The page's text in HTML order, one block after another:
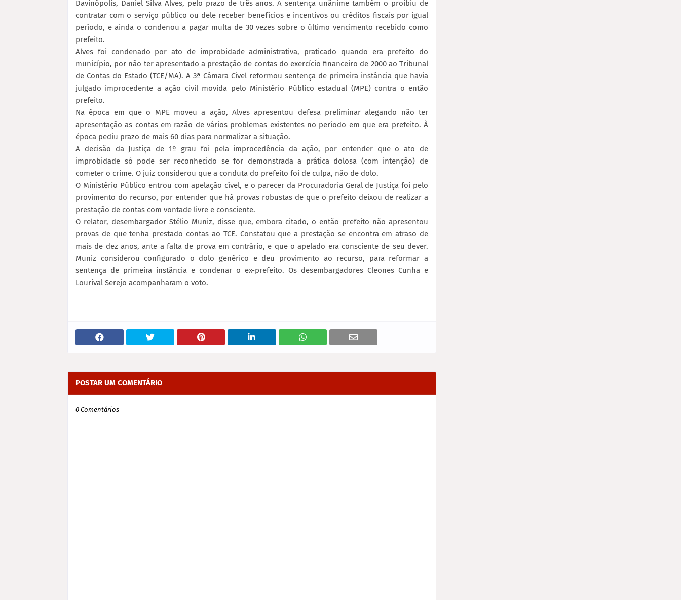
Davinópolis, Daniel Silva Alves, pelo prazo de três anos. A sentença unânime também o proibiu de
contratar com o serviço público ou dele receber benefícios e incentivos ou créditos fiscais por igual
período, e ainda o condenou a pagar multa de 30 vezes sobre o último vencimento recebido como
prefeito.
Alves foi condenado por ato de improbidade administrativa, praticado quando era prefeito do
município, por não ter apresentado a prestação de contas do exercício financeiro de 2000 ao Tribunal
de Contas do Estado (TCE/MA). A 3ª Câmara Cível reformou sentença de primeira instância que havia
julgado improcedente a ação civil movida pelo Ministério Público estadual (MPE) contra o então
prefeito.
Na época em que o MPE moveu a ação, Alves apresentou defesa preliminar alegando não ter
apresentação as contas em razão de vários problemas existentes no período em que era prefeito. À
época pediu prazo de mais 60 dias para normalizar a situação.
A decisão da Justiça de 1º grau foi pela improcedência da ação, por entender que o ato de
improbidade só pode ser reconhecido se for demonstrada a prática dolosa (com intenção) de
cometer o crime. O juiz considerou que a conduta do prefeito foi de culpa, não de dolo.
O Ministério Público entrou com apelação cível, e o parecer da Procuradoria Geral de Justiça foi pelo
provimento do recurso, por entender que há provas robustas de que o prefeito deixou de realizar a
prestação de contas com vontade livre e consciente.
O relator, desembargador Stélio Muniz, disse que, embora citado, o então prefeito não apresentou
provas de que tenha prestado contas ao TCE. Constatou que a prestação se encontra em atraso de
mais de dez anos, ante a falta de prova em contrário, e que o apelado era consciente de seu dever.
Muniz considerou configurado o dolo genérico e deu provimento ao recurso, para reformar a
sentença de primeira instância e condenar o ex-prefeito. Os desembargadores Cleones Cunha e
Lourival Serejo acompanharam o voto.
POSTAR UM COMENTÁRIO
0 Comentários